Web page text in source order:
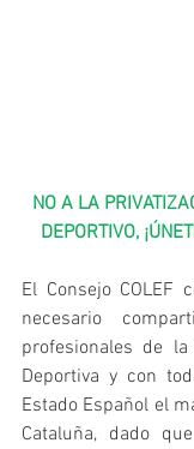
NO A LA
DEPORTIVO,
El Consejo COLEF
necesario
profesionales de
Deportiva y con
Estado Español el
Cataluña, dado